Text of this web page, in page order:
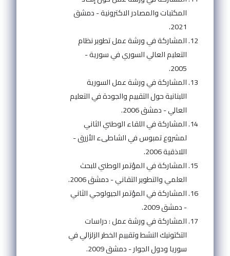
المكتبات والمصادر الاكترونية - دمشق
2021.
المشاركة في ورشة عمل تطوير نظام
التعليم العالي السوري في سورية -
2005.
المشاركة في ورشة عمل السورية
اللبنانية حول التقييم والجودة في التعليم
العالي - دمشق 2006.
المشاركة في اللقاء الوطني الثاني
لمشروع تمبوس في الشاطىء الأزرق -
اللاذقية 2006.
المشاركة في المؤتمر الوطني للبحث
العلمي والتطوير التقاني - دمشق 2006.
المشاركة في المؤتمر الجيولوجي الثاني
- دمشق 2009.
المشاركة في ورشة عمل : دراسات
التكتونيك النشط وتقييم الخطر الزلزالي في
سوريا ودول الجوار - دمشق 2009.